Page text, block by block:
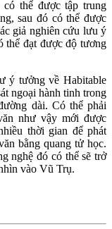
có thể được tập trung
sau đó có thể được
giả nghiên cứu lưu ý
thể đạt được độ tương
ý tưởng về Habitable
ngoại hành tinh trong
dài. Có thể phải
như vậy mới được
thời gian để phát
bằng quang tử học.
nghệ đó có thể sẽ trở
vào Vũ Trụ.